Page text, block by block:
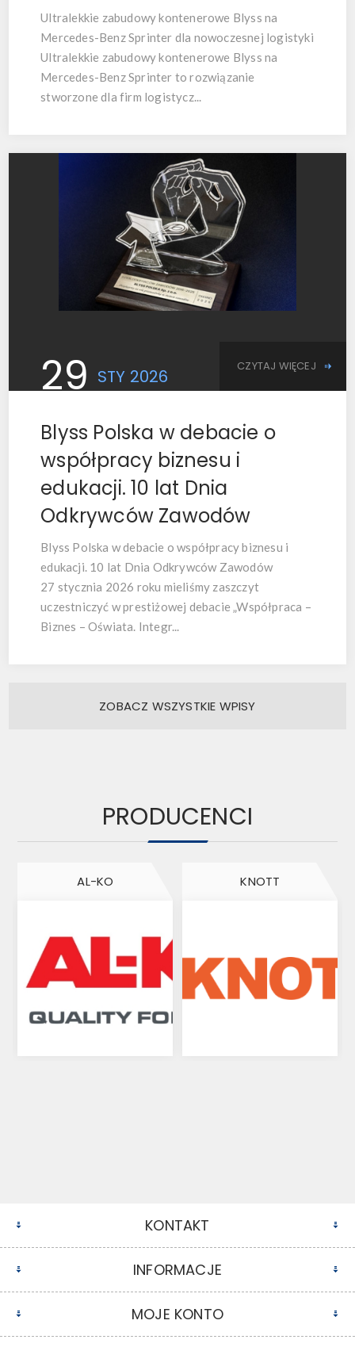
Ultralekkie zabudowy kontenerowe Blyss na
Mercedes-Benz Sprinter dla nowoczesnej logistyki
Ultralekkie zabudowy kontenerowe Blyss na
Mercedes-Benz Sprinter to rozwiązanie
stworzone dla firm logistycz...
29 STY 2026 CZYTAJ WIĘCEJ
Blyss Polska w debacie o
współpracy biznesu i
edukacji. 10 lat Dnia
Odkrywców Zawodów
Blyss Polska w debacie o współpracy biznesu i
edukacji. 10 lat Dnia Odkrywców Zawodów
27 stycznia 2026 roku mieliśmy zaszczyt
uczestniczyć w prestiżowej debacie „Współpraca –
Biznes – Oświata. Integr...
ZOBACZ WSZYSTKIE WPISY
PRODUCENCI
AL-KO KNOTT
KONTAKT
INFORMACJE
MOJE KONTO